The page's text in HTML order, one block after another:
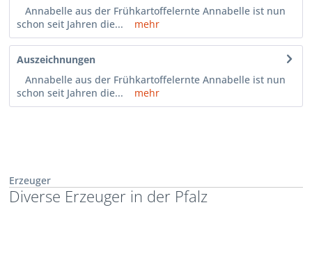
Annabelle aus der Frühkartoffelernte Annabelle ist nun
schon seit Jahren die...
mehr
Auszeichnungen
Annabelle aus der Frühkartoffelernte Annabelle ist nun
schon seit Jahren die...
mehr
Erzeuger
Diverse Erzeuger in der Pfalz